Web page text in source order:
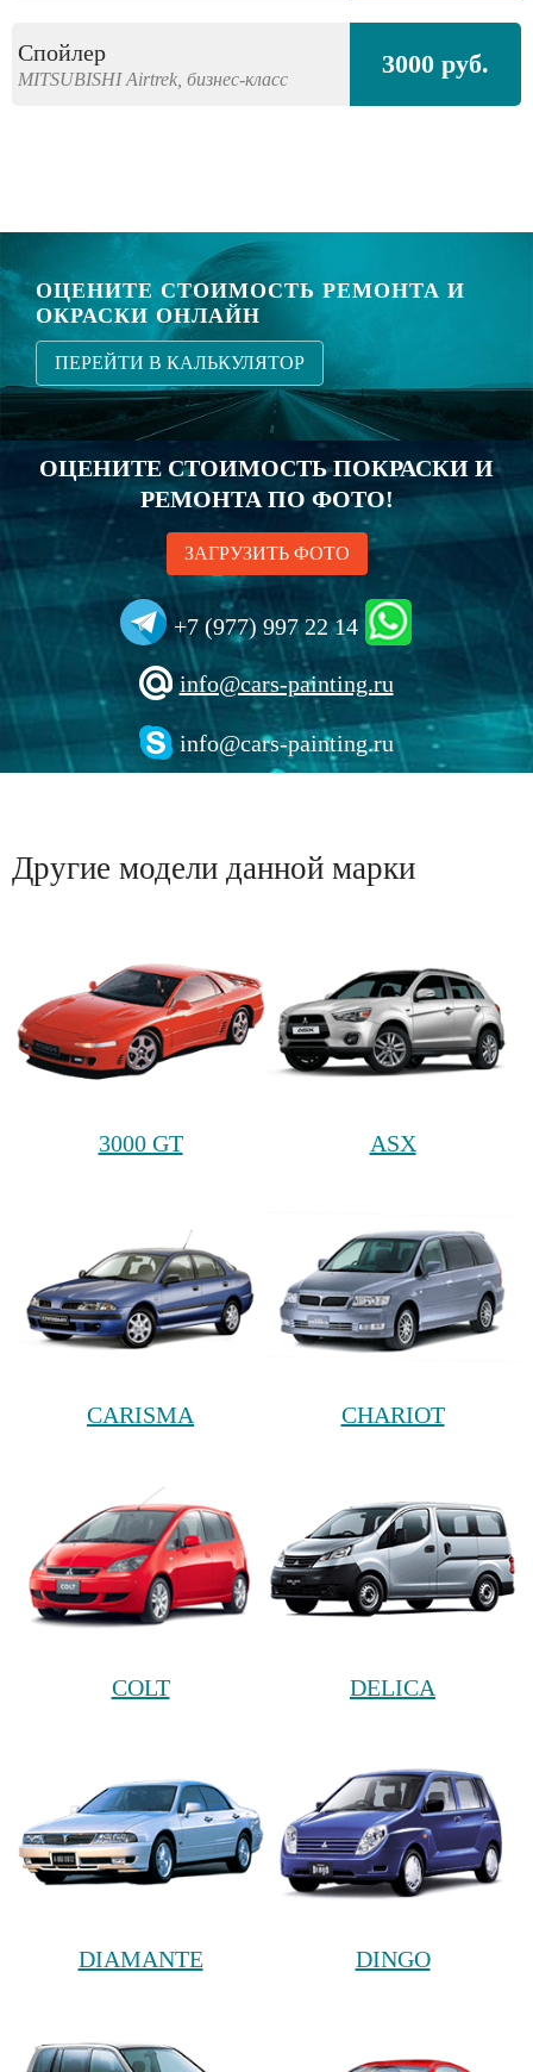
Спойлер
MITSUBISHIAirtrek, бизнес-класс 3000 руб.
ОЦЕНИТЕ СТОИМОСТЬ РЕМОНТА И
ОКРАСКИ ОНЛАЙН
ПЕРЕЙТИ В КАЛЬКУЛЯТОР
ОЦЕНИТЕ СТОИМОСТЬ ПОКРАСКИ И
РЕМОНТА ПО ФОТО!
ЗАГРУЗИТЬ ФОТО
+7 (977) 997 22 14
info@cars-painting.ru
info@cars-painting.ru
Другие модели данной марки
3000 GT ASX
CARISMA CHARIOT
COLT DELICA
DIAMANTE DINGO